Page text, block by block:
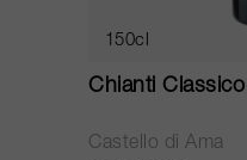
150cl
Chianti
Castello di Ama